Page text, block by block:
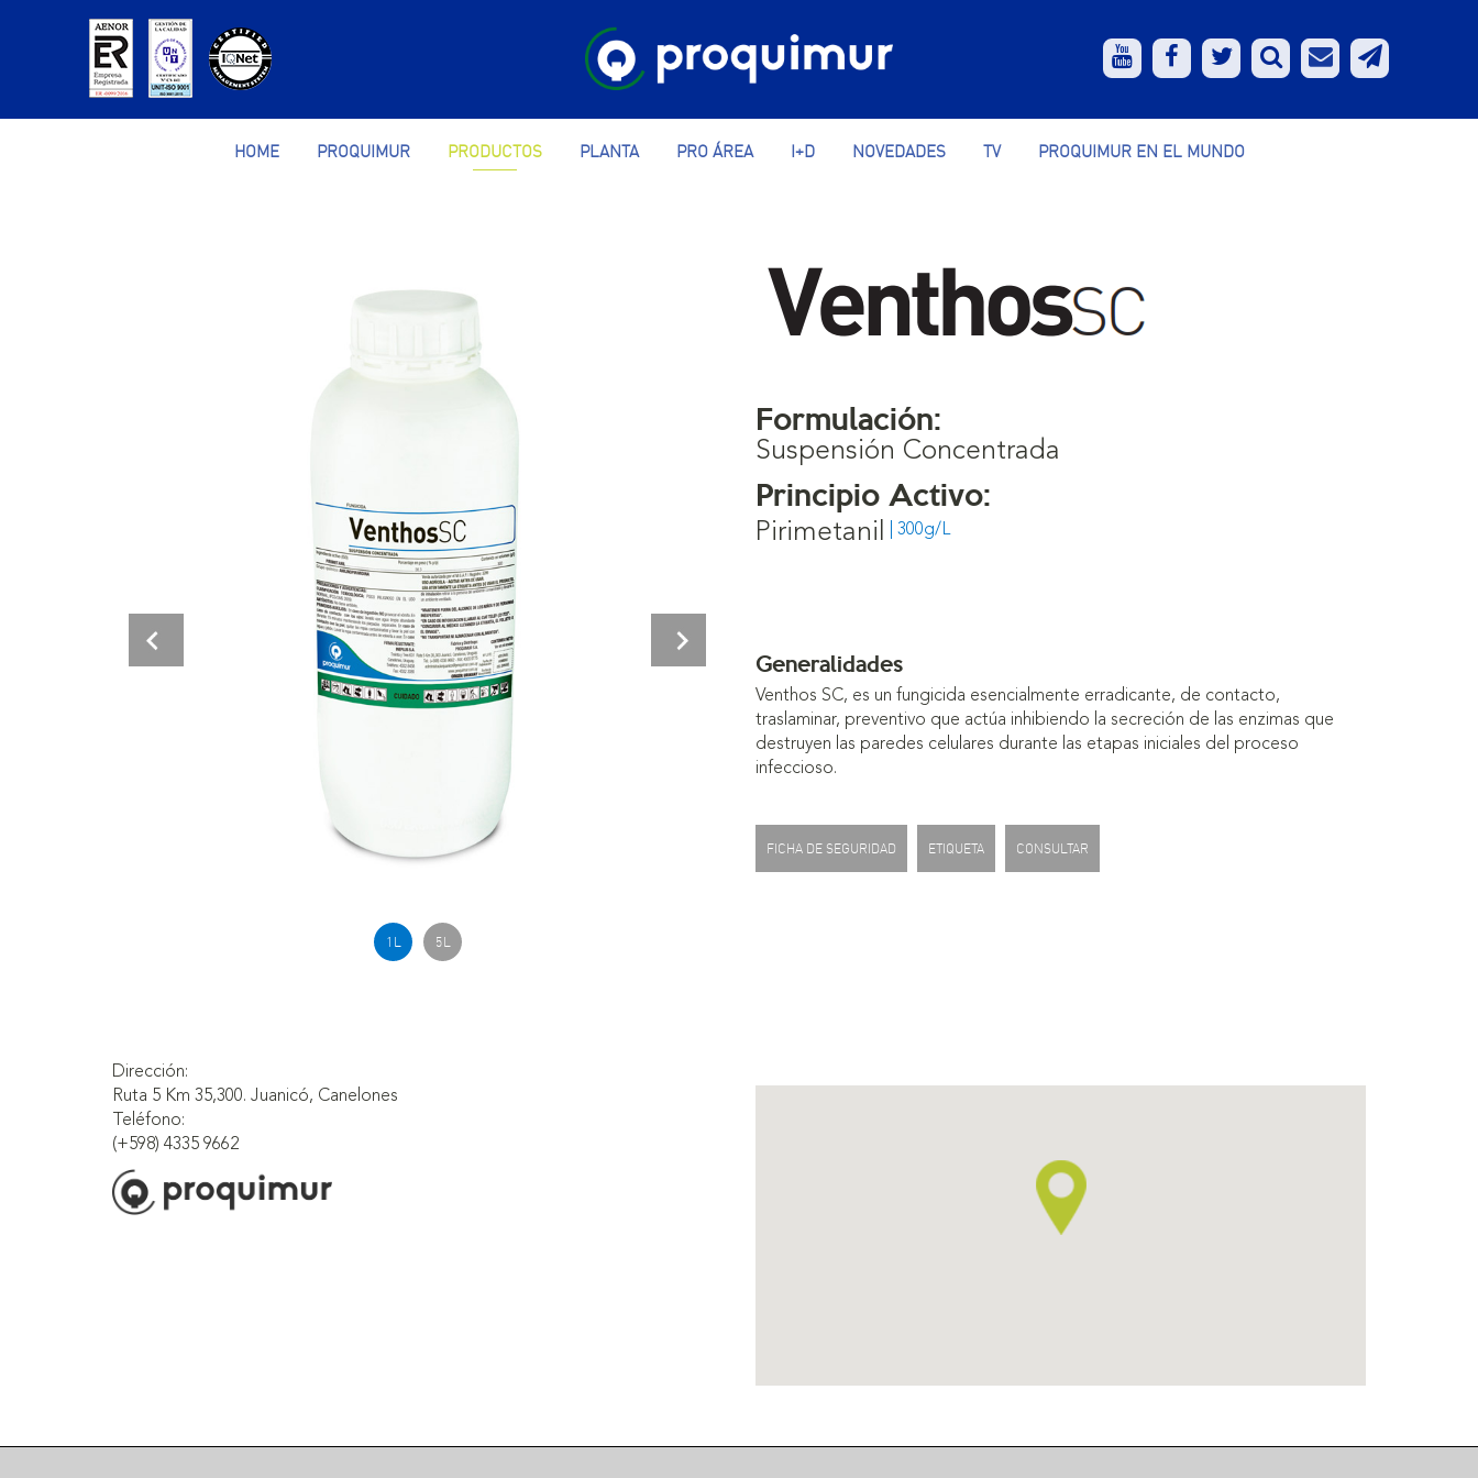
HOME PROQUIMUR PRODUCTOS PLANTA PRO ÁREA I+D NOVEDADES TV PROQUIMUR EN EL MUNDO
1 L 5 L
Previous Next
Formulación:
Suspensión Concentrada
Principio Activo:
Pirimetanil | 300g/L
Generalidades
Venthos SC, es un fungicida esencialmente erradicante, de contacto,
traslaminar, preventivo que actúa inhibiendo la secreción de las enzimas que
destruyen las paredes celulares durante las etapas iniciales del proceso
infeccioso.
FICHA DE SEGURIDAD ETIQUETA CONSULTAR
Dirección:
Ruta 5 Km 35,300. Juanicó, Canelones
Teléfono:
(+598) 4335 9662